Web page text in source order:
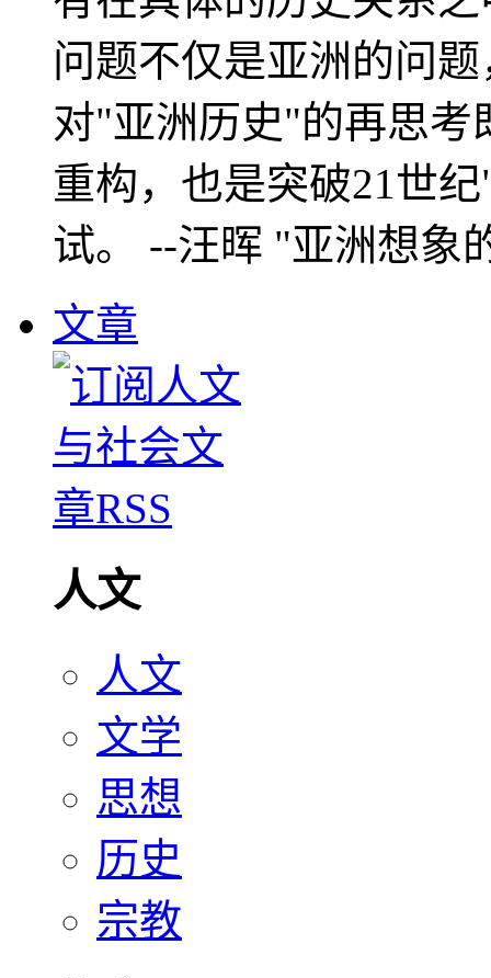
问题不仅是亚洲的问
对"亚洲历史"的再思考
重构，也是突破21世
试。 --汪晖 "亚洲想象
文章
人文
人文
文学
思想
历史
宗教